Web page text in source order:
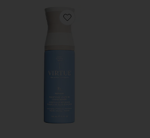
Favorite